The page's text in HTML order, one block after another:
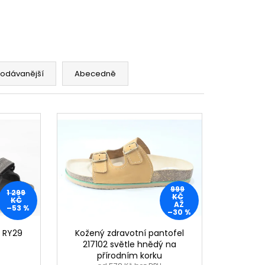
Abecedně
1 299
KČ
–53 %
999
KČ
AŽ
–30 %
Kožený zdravotní pantofel
217102 světle hnědý na
přírodním korku